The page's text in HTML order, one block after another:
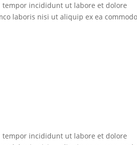
tempor incididunt ut labore et dolore
laboris nisi ut aliquip ex ea
tempor incididunt ut labore et dolore